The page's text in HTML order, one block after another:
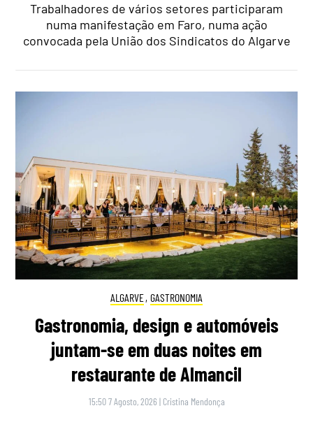
Trabalhadores de vários setores participaram
numa manifestação em Faro, numa ação
convocada pela União dos Sindicatos do Algarve
ALGARVE, GASTRONOMIA
Gastronomia, design e automóveis
juntam-se em duas noites em
restaurante de Almancil
15:50 7 Agosto, 2026 | Cristina Mendonça